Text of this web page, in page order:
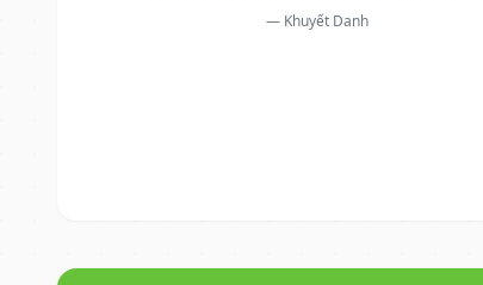
— Khuyết Danh